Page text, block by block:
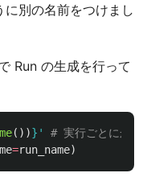
別の名前をつけまし
Run の生成を行って
())} '
=run_name)